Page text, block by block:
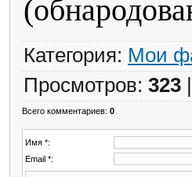
Категория: Мои
Просмотров: 323
Всего комментариев: 0
Имя *:
Email *: